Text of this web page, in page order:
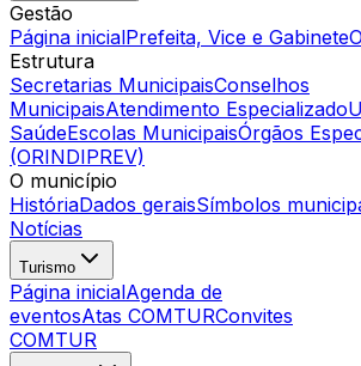
Gestão
Página inicialPrefeita, Vice e Gabinete
Estrutura
Secretarias MunicipaisConselhos
MunicipaisAtendimento Especializado
SaúdeEscolas MunicipaisÓrgãos
(ORINDIPREV)
O município
HistóriaDados geraisSímbolos
Notícias
Turismo
Página inicialAgenda de
eventosAtas COMTURConvites
COMTUR